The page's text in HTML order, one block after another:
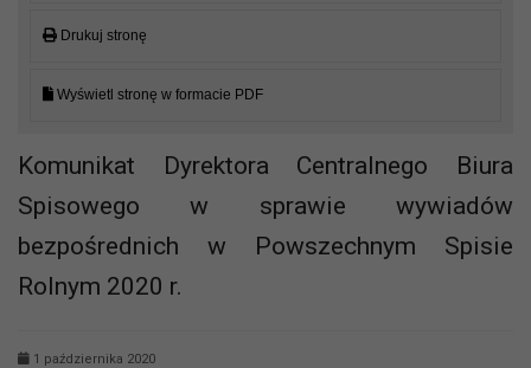
Drukuj stronę
Wyświetl stronę w formacie PDF
Komunikat Dyrektora Centralnego Biura
Spisowego w sprawie wywiadów
bezpośrednich w Powszechnym Spisie
Rolnym 2020 r.
1 października 2020